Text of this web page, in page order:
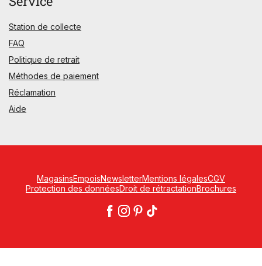
Station de collecte
FAQ
Politique de retrait
Méthodes de paiement
Réclamation
Aide
MagasinsEmpoisNewsletterMentions légalesCGV
Protection des donnéesDroit de rétractationBrochures